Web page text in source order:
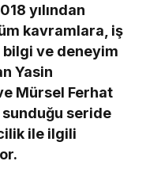
yılından
kavramlara, iş
ve deneyim
Yasin
Mürsel Ferhat
sunduğu seride
ile ilgili